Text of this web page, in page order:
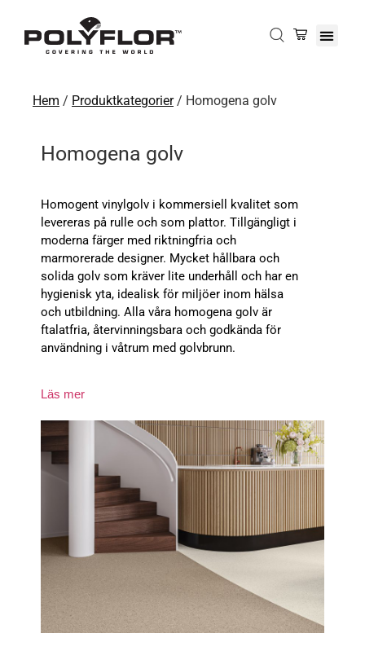
Hem / Produktkategorier/ Homogena golv
Homogena golv
Homogent vinylgolv i kommersiell kvalitet som
levereras på rulle och som plattor. Tillgängligt i
moderna färger med riktningfria och
marmorerade designer. Mycket hållbara och
solida golv som kräver lite underhåll och har en
hygienisk yta, idealisk för miljöer inom hälsa
och utbildning. Alla våra homogena golv är
ftalatfria, återvinningsbara och godkända för
användning i våtrum med golvbrunn.
Läs mer